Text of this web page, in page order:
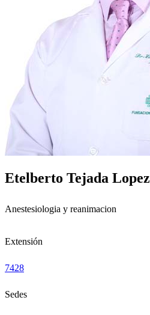
Etelberto Tejada Lopez
Anestesiologia y reanimacion
Extensión
7428
Sedes